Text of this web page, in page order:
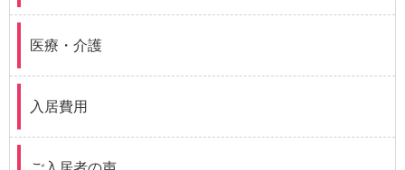
医療・介護
入居費用